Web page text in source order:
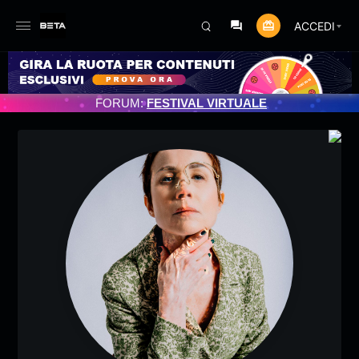
ACCEDI
3/07/2025
FORUM:FESTIVAL VIRTUALE